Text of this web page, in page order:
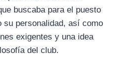
buscaba para el puesto
su personalidad, así como
exigentes y una idea
del club.